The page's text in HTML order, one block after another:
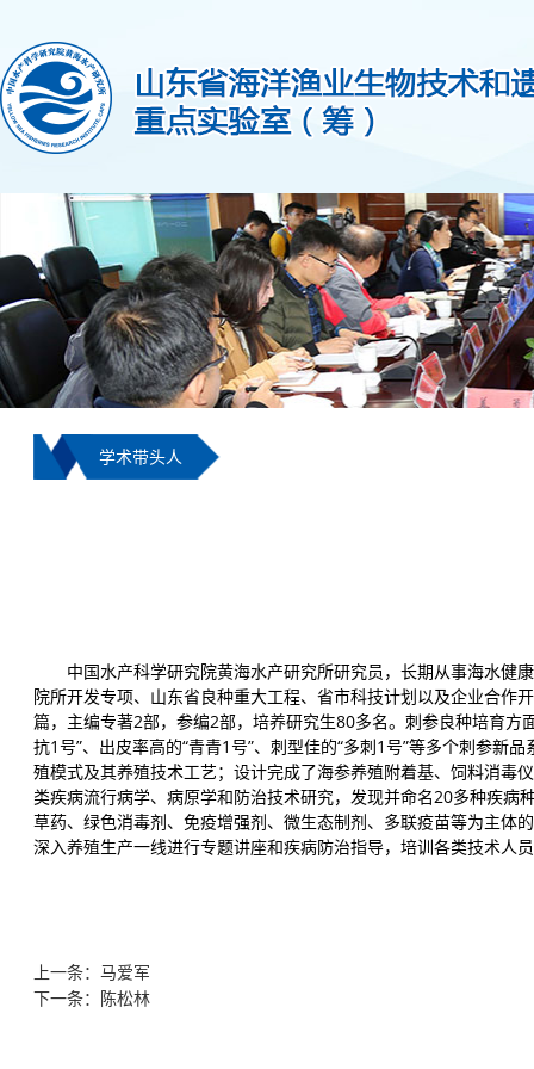
学术带头人
中国水产科学研究院黄海水产研究所研究员，长期从事海水健
院所开发专项、山东省良种重大工程、省市科技计划以及企业合
篇，主编专著2部，参编2部，培养研究生80多名。刺参良种培育
抗1号”、出皮率高的“青青1号”、刺型佳的“多刺1号”等多个刺参新
殖模式及其养殖技术工艺；设计完成了海参养殖附着基、饲料消毒
类疾病流行病学、病原学和防治技术研究，发现并命名20多种疾
草药、绿色消毒剂、免疫增强剂、微生态制剂、多联疫苗等为主体
深入养殖生产一线进行专题讲座和疾病防治指导，培训各类技术人
上一条：马爱军
下一条：陈松林